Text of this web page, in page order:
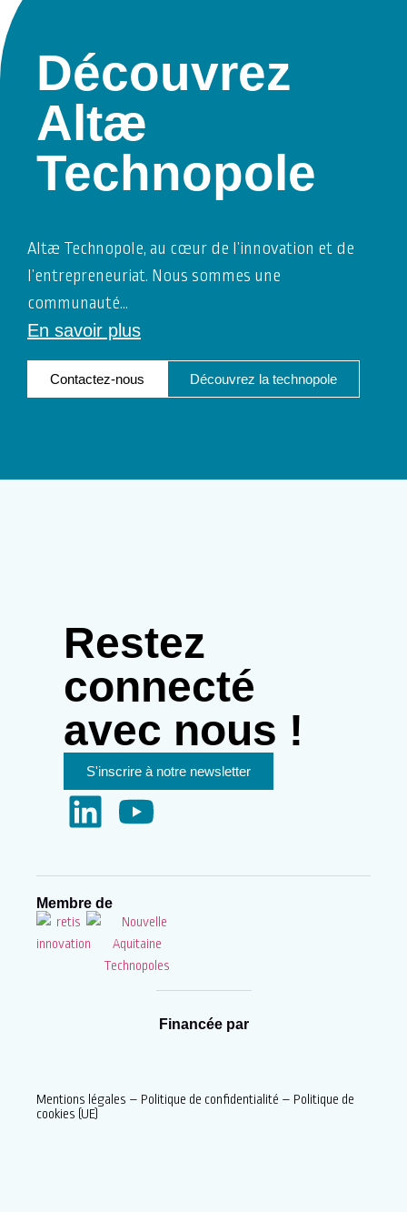
Découvrez
Altæ
Technopole
Altæ Technopole, au cœur de l’innovation et de
l’entrepreneuriat. Nous sommes une
communauté…
En savoir plus
Contactez-nous Découvrez la technopole
Restez
connecté
avec nous !
S'inscrire à notre newsletter
Membre de
Financée par
Mentions légales – Politique de confidentialité – Politique de
cookies (UE)